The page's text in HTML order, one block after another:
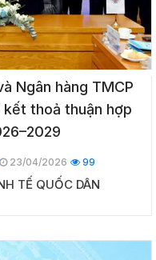
Ngân hàng TMCP
thoả thuận hợp
23/04/2026 99
TẾ QUỐC DÂN